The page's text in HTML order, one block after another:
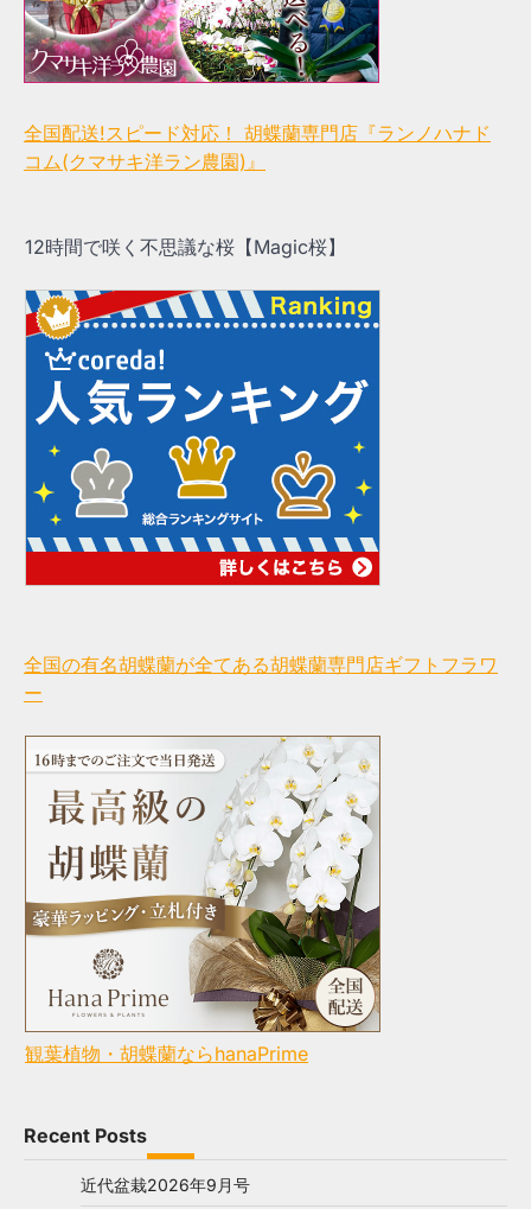
全国配送!スピード対応！ 胡蝶蘭専門店『ランノハナド
コム(クマサキ洋ラン農園)』
12時間で咲く不思議な桜【Magic桜】
全国の有名胡蝶蘭が全てある胡蝶蘭専門店ギフトフラワ
ー
観葉植物・胡蝶蘭ならhanaPrime
Recent Posts
近代盆栽2026年9月号